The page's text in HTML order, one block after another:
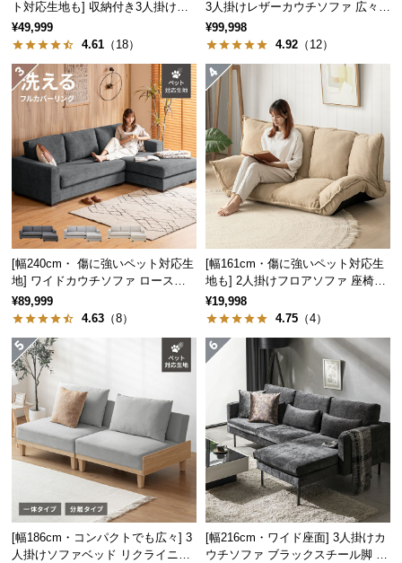
中
型
商
品
の
送
に
て
小
型
商
品
の
配
送
に
つ
い
て
開
梱
設
ト対応生地も] 収納付き3人掛け多
機能ソファ
¥49,999
4.61 （18）
3人掛けレザーカウチソファ 広々設
計 高級感
¥99,998
4.92 （12）
[幅240cm・ 傷に強いペット対応生
地] ワイドカウチソファ ロースタ
イル
¥89,999
4.63 （8）
[幅161cm・傷に強いペット対応生
地も] 2人掛けフロアソファ 座椅子
タイプ リクライニング
¥19,998
4.75 （4）
[幅186cm・コンパクトでも広々] 3
人掛けソファベッド リクライニン
[幅216cm・ワイド座面] 3人掛けカ
ウチソファ ブラックスチール脚 L